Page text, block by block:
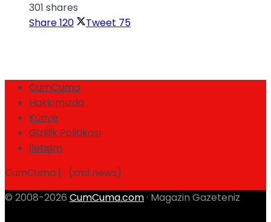
301 shares
Share120 Tweet 75
CumCuma
Hakkımızda
Künye
Gizlilik Politikası
İletişim
CumCuma | (xml news)
© 2008-2026 CumCuma.com · Magazin Gazeteniz